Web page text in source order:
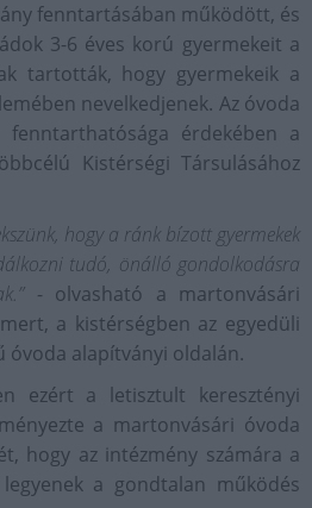
fenntartásában működött, és
3-6 éves korú gyermekeit a
tartották, hogy gyermekeik a
nevelkedjenek. Az óvoda
fenntarthatósága érdekében a
Kistérségi Társulásához
hogy a ránk bízott gyermekek
tudó, önálló gondolkodásra
- olvasható a martonvásári
a kistérségben az egyedüli
óvoda alapítványi oldalán.
ezért a letisztult keresztényi
a martonvásári óvoda
hogy az intézmény számára a
a gondtalan működés